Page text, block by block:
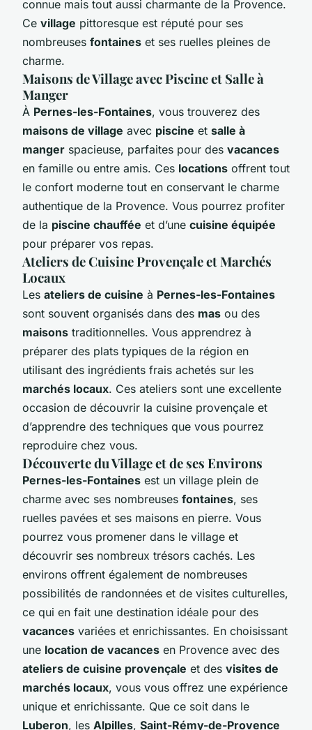
connue mais tout aussi charmante de la Provence.
Ce village pittoresque est réputé pour ses
nombreuses fontaines et ses ruelles pleines de
charme.
Maisons de Village avec Piscine et Salle à
Manger
À Pernes-les-Fontaines, vous trouverez des
maisons de village avec piscine et salle à
manger spacieuse, parfaites pour des vacances
en famille ou entre amis. Ces locations offrent tout
le confort moderne tout en conservant le charme
authentique de la Provence. Vous pourrez profiter
de la piscine chauffée et d’une cuisine équipée
pour préparer vos repas.
Ateliers de Cuisine Provençale et Marchés
Locaux
Les ateliers de cuisine à Pernes-les-Fontaines
sont souvent organisés dans des mas ou des
maisons traditionnelles. Vous apprendrez à
préparer des plats typiques de la région en
utilisant des ingrédients frais achetés sur les
marchés locaux. Ces ateliers sont une excellente
occasion de découvrir la cuisine provençale et
d’apprendre des techniques que vous pourrez
reproduire chez vous.
Découverte du Village et de ses Environs
Pernes-les-Fontaines est un village plein de
charme avec ses nombreuses fontaines, ses
ruelles pavées et ses maisons en pierre. Vous
pourrez vous promener dans le village et
découvrir ses nombreux trésors cachés. Les
environs offrent également de nombreuses
possibilités de randonnées et de visites culturelles,
ce qui en fait une destination idéale pour des
vacances variées et enrichissantes. En choisissant
une location de vacances en Provence avec des
ateliers de cuisine provençale et des visites de
marchés locaux, vous vous offrez une expérience
unique et enrichissante. Que ce soit dans le
Luberon, les Alpilles, Saint-Rémy-de-Provence